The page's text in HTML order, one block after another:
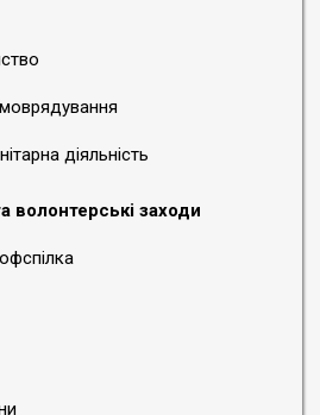
діяльність
волонтерські заходи